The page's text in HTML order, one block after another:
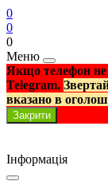
0
0
0
Меню
Якщо телефон не
Telegram.
вказано в
Закрити
Інформація